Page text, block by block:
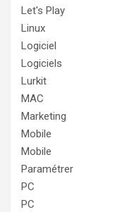
Let's Play
Linux
Logiciel
Logiciels
Lurkit
MAC
Marketing
Mobile
Mobile
Paramétrer
PC
PC